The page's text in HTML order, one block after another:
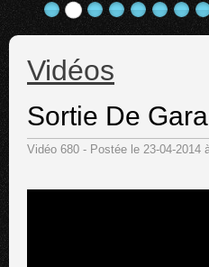
Vidéos
Sortie De
Vidéo 680 - Postée le 23-04-2014